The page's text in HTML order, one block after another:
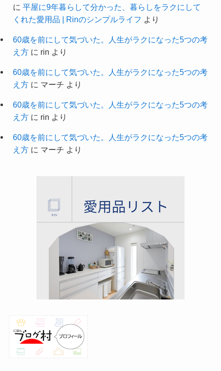
に 平屋に9年暮らして分かった、暮らしをラクにして
くれた愛用品 | Rinのシンプルライフ より
60歳を前にして気づいた。人生がラクになった5つの考
え方に rin より
60歳を前にして気づいた。人生がラクになった5つの考
え方に マーチ より
60歳を前にして気づいた。人生がラクになった5つの考
え方に rin より
60歳を前にして気づいた。人生がラクになった5つの考
え方に マーチ より